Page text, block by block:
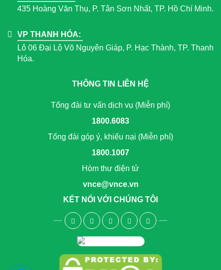
435 Hoàng Văn Thụ, P. Tân Sơn Nhất, TP. Hồ Chí Minh.
VP THANH HÓA:
Lô 06 Đại Lộ Võ Nguyên Giáp, P. Hạc Thành, TP. Thanh
Hóa.
THÔNG TIN LIÊN HỆ
Tổng đài tư vấn dịch vụ (Miễn phí)
1800.6083
Tổng đài góp ý, khiếu nại (Miễn phí)
1800.1007
Hòm thư điện tử
vnce@vnce.vn
KẾT NỐI VỚI CHÚNG TÔI